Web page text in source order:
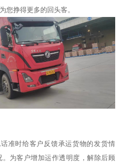
您挣得更多的回头客。
准时给客户反馈承运货物的发货情
为客户增加运作透明度，解除后顾